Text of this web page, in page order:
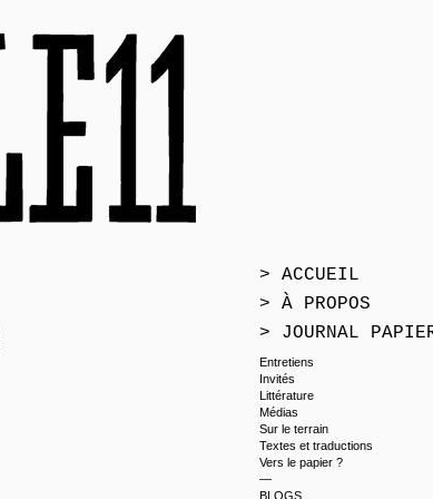
> ACCUEIL
> À PROPOS
> JOURNAL
Entretiens
Invités
Littérature
Médias
Sur le terrain
Textes et traductions
Vers le papier ?
—
BLOGS